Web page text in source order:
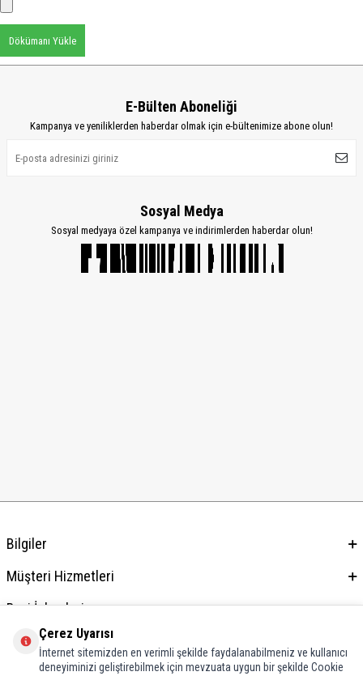
Dökümanı Yükle
E-Bülten Aboneliği
Kampanya ve yeniliklerden haberdar olmak için e-bültenimize abone olun!
Sosyal Medya
Sosyal medyaya özel kampanya ve indirimlerden haberdar olun!
Bilgiler
Müşteri Hizmetleri
Bayi İşlemleri
Adres & İletişim
Çerez Uyarısı
İnternet sitemizden en verimli şekilde faydalanabilmeniz ve kullanıcı
deneyiminizi geliştirebilmek için mevzuata uygun bir şekilde Cookie